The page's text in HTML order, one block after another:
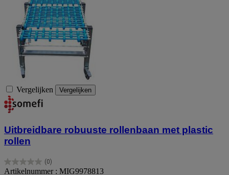
Vergelijken Vergelijken
Uitbreidbare robuuste rollenbaan met plastic
rollen
(0)
0.0
Artikelnummer : MIG9978813